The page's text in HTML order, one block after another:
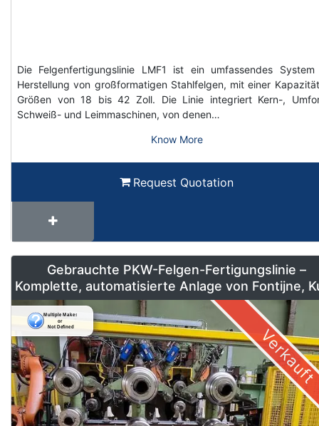
Die Felgenfertigungslinie LMF1 ist ein umfassendes
Herstellung von großformatigen Stahlfelgen, mit einer
Größen von 18 bis 42 Zoll. Die Linie integriert Kern-,
Schweiß- und Leimmaschinen, von denen…
Know More
Request Quotation
Gebrauchte PKW-Felgen-Fertigungslinie –
Komplette, automatisierte Anlage von Fontijne,
& Georg
Verkauft